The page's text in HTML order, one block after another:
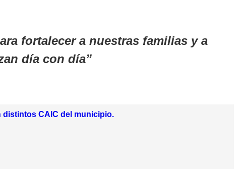
fortalecer a nuestras familias y a
día con día
distintos CAIC del municipio.